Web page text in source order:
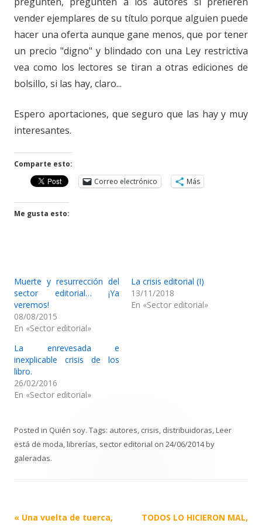
vender ejemplares de su título porque alguien puede
hacer una oferta aunque gane menos, que por tener
un precio "digno" y blindado con una Ley restrictiva
vea como los lectores se tiran a otras ediciones de
bolsillo, si las hay, claro...
Espero aportaciones, que seguro que las hay y muy
interesantes.
Comparte esto:
Correo electrónico
Más
Me gusta esto:
Muerte y resurrección del
sector editorial… ¡Ya
veremos!
08/08/2015
En «Sector editorial»
La crisis editorial (I)
13/11/2018
En «Sector editorial»
La enrevesada e
inexplicable crisis de los
libro.
26/02/2016
En «Sector editorial»
Posted in Quién soy. Tags: autores, crisis, distribuidoras,Leer
está de moda,librerías, sector editorial on 24/06/2014by
galeradas.
Post
« Una vuelta de tuerca,
TODOS LO HICIERON MAL,